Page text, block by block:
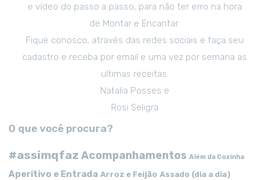
e vídeo do passo a passo, para não ter erro na hora
de Montar e Encantar.
Fique conosco, através das redes sociais e faça seu
cadastro e receba por email e uma vez por semana as
ultimas receitas.
Natalia Posses e
Rosi Seligra
O que você procura?
#assimqfaz Acompanhamentos Além da Cozinha
Aperitivo e Entrada Arroz e Feijão Assado (dia a dia)